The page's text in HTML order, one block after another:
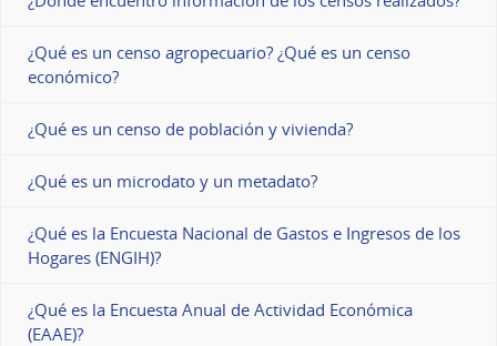
¿Qué es un censo agropecuario? ¿Qué es un censo
económico?
¿Qué es un censo de población y vivienda?
¿Qué es un microdato y un metadato?
¿Qué es la Encuesta Nacional de Gastos e Ingresos de los
Hogares (ENGIH)?
¿Qué es la Encuesta Anual de Actividad Económica
(EAAE)?